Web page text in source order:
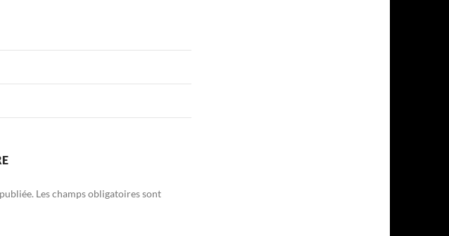
Les champs obligatoires sont